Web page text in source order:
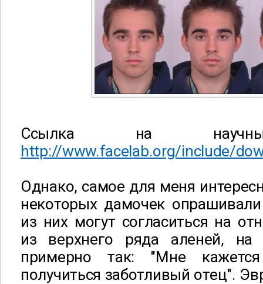
Ссылка на
http://www.facelab.org/include/
Однако, самое для меня
некоторых дамочек
из них могут согласиться на
из верхнего ряда аленей, на
примерно так: "Мне
получиться заботливый отец".